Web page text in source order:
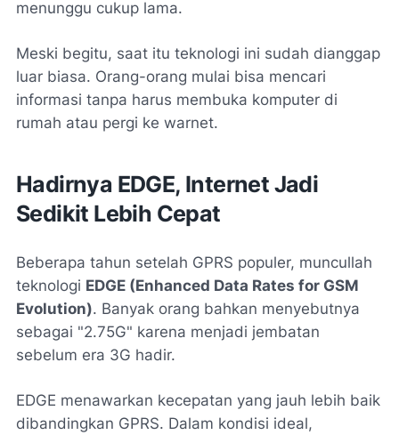
menunggu cukup lama.
Meski begitu, saat itu teknologi ini sudah dianggap
luar biasa. Orang-orang mulai bisa mencari
informasi tanpa harus membuka komputer di
rumah atau pergi ke warnet.
Hadirnya EDGE, Internet Jadi
Sedikit Lebih Cepat
Beberapa tahun setelah GPRS populer, muncullah
teknologi EDGE (Enhanced Data Rates for GSM
Evolution). Banyak orang bahkan menyebutnya
sebagai "2.75G" karena menjadi jembatan
sebelum era 3G hadir.
EDGE menawarkan kecepatan yang jauh lebih baik
dibandingkan GPRS. Dalam kondisi ideal,